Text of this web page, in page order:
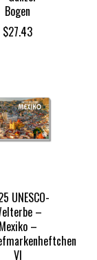
Bogen
$27.43
UNESCO-
–
Mexiko –
VI